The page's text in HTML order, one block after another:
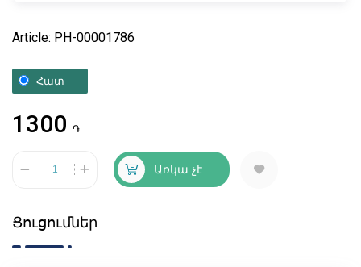
Article: PH-00001786
Հատ
1300 ֏
Առկա չէ
Ցուցումներ